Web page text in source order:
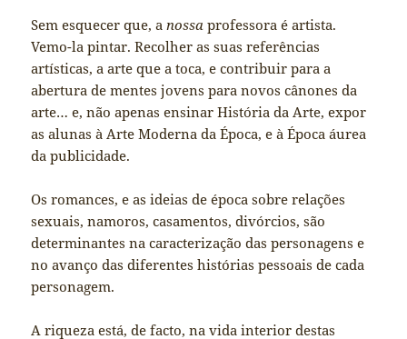
Sem esquecer que, anossa professora é artista.
Vemo-la pintar. Recolher as suas referências
artísticas, a arte que a toca, e contribuir para a
abertura de mentes jovens para novos cânones da
arte… e, não apenas ensinar História da Arte, expor
as alunas à Arte Moderna da Época, e à Época áurea
da publicidade.
Os romances, e as ideias de época sobre relações
sexuais, namoros, casamentos, divórcios, são
determinantes na caracterização das personagens e
no avanço das diferentes histórias pessoais de cada
personagem.
A riqueza está, de facto, na vida interior destas